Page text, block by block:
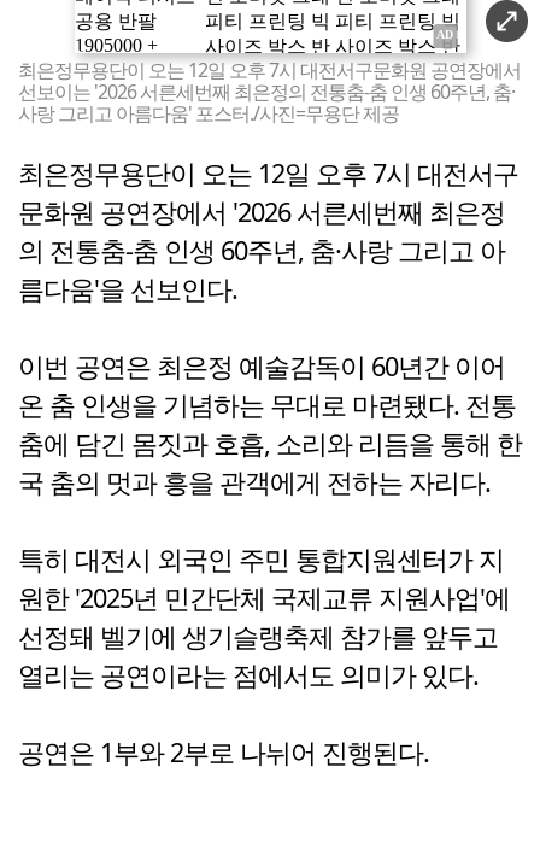
최은정무용단이 오는 12일 오후 7시 대전서구문화원 공연장에서
선보이는 '2026 서른세번째 최은정의 전통춤-춤 인생 60주년, 춤·
사랑 그리고 아름다움' 포스터./사진=무용단 제공
최은정무용단이 오는 12일 오후 7시 대전서구
문화원 공연장에서 '2026 서른세번째 최은정
의 전통춤-춤 인생 60주년, 춤·사랑 그리고 아
름다움'을 선보인다.
이번 공연은 최은정 예술감독이 60년간 이어
온 춤 인생을 기념하는 무대로 마련됐다. 전통
춤에 담긴 몸짓과 호흡, 소리와 리듬을 통해 한
국 춤의 멋과 흥을 관객에게 전하는 자리다.
특히 대전시 외국인 주민 통합지원센터가 지
원한 '2025년 민간단체 국제교류 지원사업'에
선정돼 벨기에 생기슬랭축제 참가를 앞두고
열리는 공연이라는 점에서도 의미가 있다.
공연은 1부와 2부로 나뉘어 진행된다.